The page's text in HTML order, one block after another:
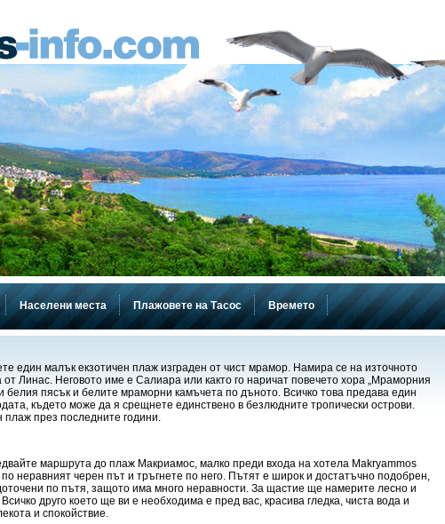
Населени места Плажовете на Тасос Времето
един малък екзотичен плаж изграден от чист мрамор. Намира се на източното
Линас. Неговото име е Салиара или както го наричат повечето хора „Мраморния
белия пясък и белите мраморни камъчета по дъното. Всичко това предава един
където може да я срещнете единствено в безлюдните тропически острови.
през последните години.
маршрута до плаж Макриамос, малко преди входа на хотела Makryammos
неравният черен път и тръгнете по него. Пътят е широк и достатъчно подобрен,
по пътя, защото има много неравности. За щастие ще намерите лесно и
друго което ще ви е необходима е пред вас, красива гледка, чиста вода и
и спокойствие.